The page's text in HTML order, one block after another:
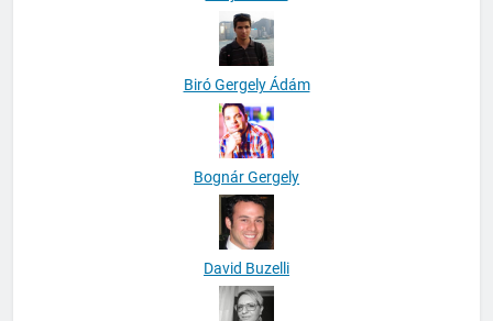
Biró Gergely Ádám
Bognár Gergely
David Buzelli